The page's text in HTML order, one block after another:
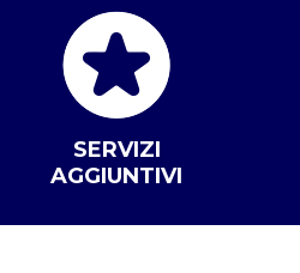
SERVIZI
AGGIUNTIVI